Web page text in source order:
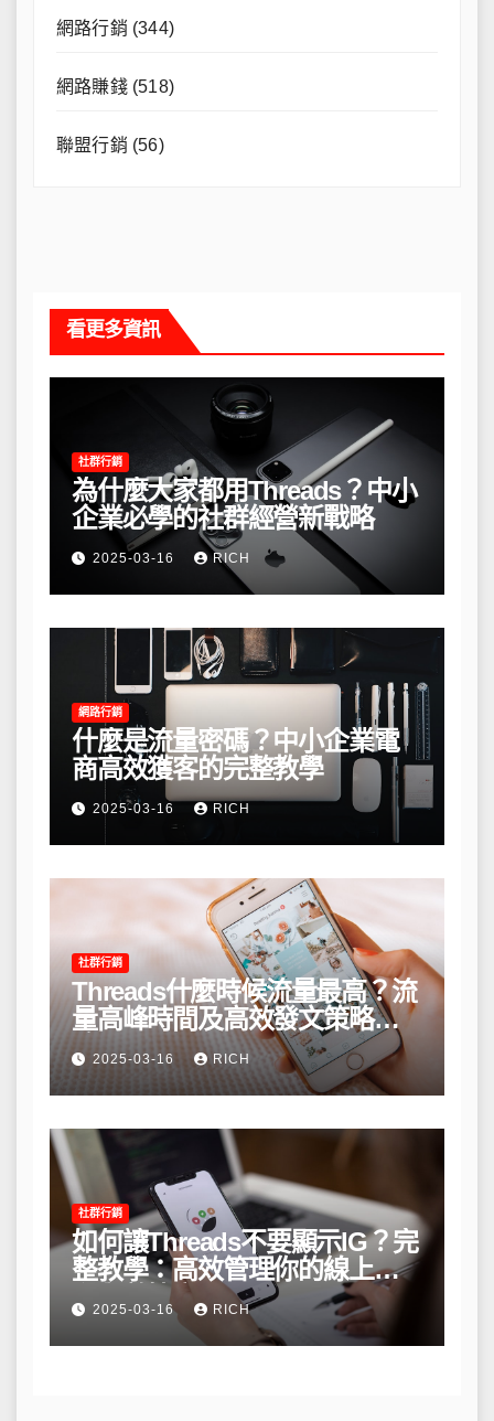
網路行銷 (344)
網路賺錢(518)
聯盟行銷 (56)
看更多資訊
社群行銷
為什麼大家都用Threads？中小
企業必學的社群經營新戰略
2025-03-16 RICH
網路行銷
什麼是流量密碼？中小企業電
商高效獲客的完整教學
2025-03-16 RICH
社群行銷
Threads什麼時候流量最高？流
量高峰時間及高效發文策略攻
略2025-03-16 RICH
社群行銷
如何讓Threads不要顯示IG？完
整教學：高效管理你的線上隱
私與數據安全
2025-03-16 RICH